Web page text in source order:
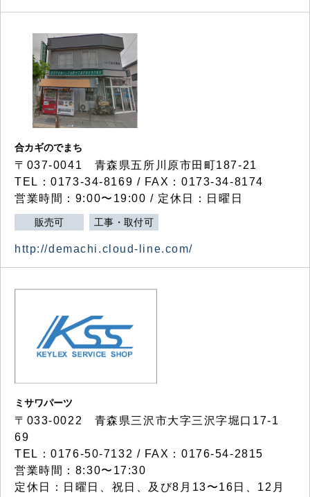
合カギのでまち
〒037-0041 青森県五所川原市田町187-21
TEL：0173-34-8169 / FAX：0173-34-8174
営業時間：9:00〜19:00 / 定休日：日曜日
販売可 工事・取付可
http://demachi.cloud-line.com/
ミサワパーツ
〒033-0022 青森県三沢市大字三沢字堀口17-1
69
TEL：0176-50-7132 / FAX：0176-54-2815
営業時間：8:30〜17:30
定休日：日曜日、祝日、及び8月13〜16日、12月